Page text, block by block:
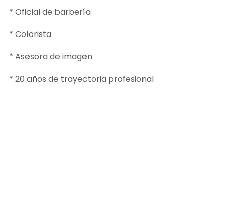
* Oficial de barbería
* Colorista
* Asesora de imagen
* 20 años de trayectoria profesional